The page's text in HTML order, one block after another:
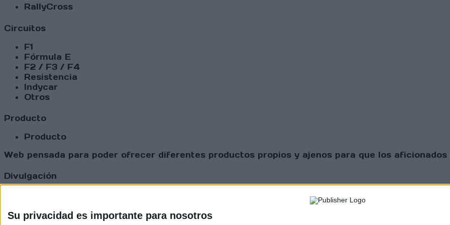
Su privacidad es importante para nosotros
RallyCross
Circuitos
F1
Fórmula E
F2 / F3 / F4
Resistencia
Indycar
Otros
Producto
Producto
Web pensada para poder ofrecer diferentes productos propios y ajenos para que los
Divulgación
Comunicados